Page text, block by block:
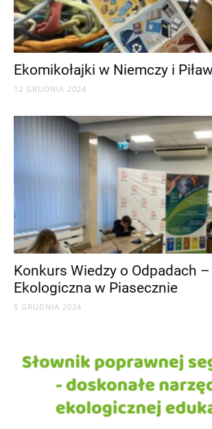
Ekomikołajki w Niemczy i
12 GRUDNIA 2024
Konkurs Wiedzy o Odpadach
Ekologiczna w Piasecznie
5 GRUDNIA 2024